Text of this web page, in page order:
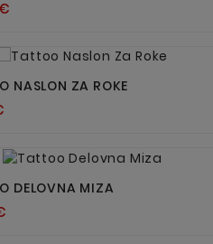
 
NASLON ZA ROKE

DELOVNA MIZA